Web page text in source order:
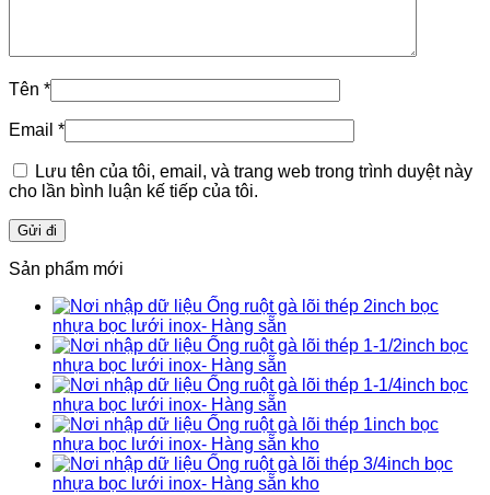
Tên *
Email *
Lưu tên của tôi, email, và trang web trong trình duyệt này
cho lần bình luận kế tiếp của tôi.
Sản phẩm mới
Ống ruột gà lõi thép 2inch bọc
nhựa bọc lưới inox- Hàng sẵn
Ống ruột gà lõi thép 1-1/2inch bọc
nhựa bọc lưới inox- Hàng sẵn
Ống ruột gà lõi thép 1-1/4inch bọc
nhựa bọc lưới inox- Hàng sẵn
Ống ruột gà lõi thép 1inch bọc
nhựa bọc lưới inox- Hàng sẵn kho
Ống ruột gà lõi thép 3/4inch bọc
nhựa bọc lưới inox- Hàng sẵn kho